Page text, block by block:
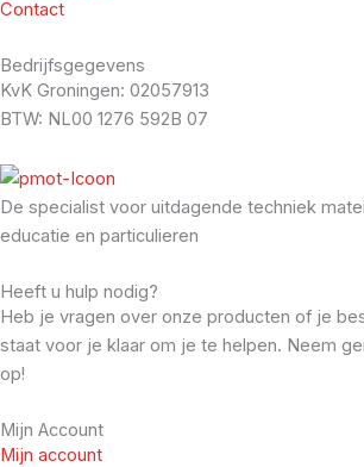
Contact
Bedrijfsgegevens
KvK Groningen: 02057913
BTW: NL00 1276 592B 07
De specialist voor uitdagende techniek
educatie en particulieren
Heeft u hulp nodig?
Heb je vragen over onze producten of je
staat voor je klaar om je te helpen. Neem
op!
Mijn Account
Mijn account